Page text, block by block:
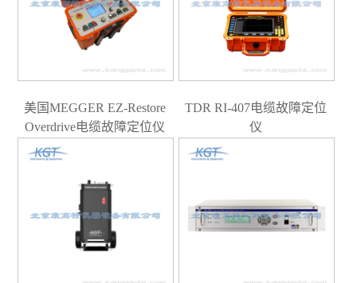
美国MEGGER EZ-Restore
Overdrive电缆故障定位仪
TDR RI-407电缆故障定位
仪